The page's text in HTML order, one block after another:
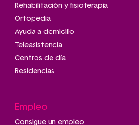
Rehabilitación y fisioterapia
Ortopedia
Ayuda a domicilio
Teleasistencia
Centros de día
Residencias
Empleo
Consigue un empleo